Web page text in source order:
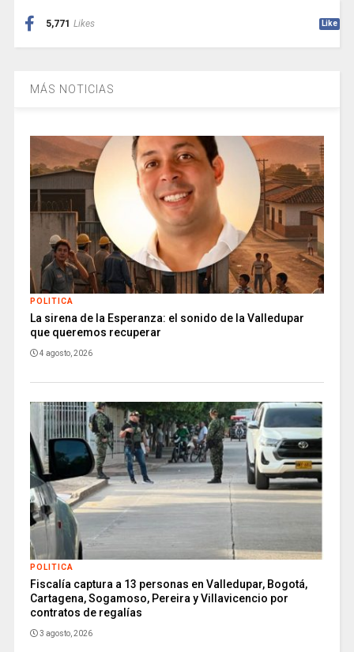
5,771 Likes Like
MÁS NOTICIAS
POLITICA
La sirena de la Esperanza: el sonido de la Valledupar
que queremos recuperar
4 agosto, 2026
POLITICA
Fiscalía captura a 13 personas en Valledupar, Bogotá,
Cartagena, Sogamoso, Pereira y Villavicencio por
contratos de regalías
3 agosto, 2026